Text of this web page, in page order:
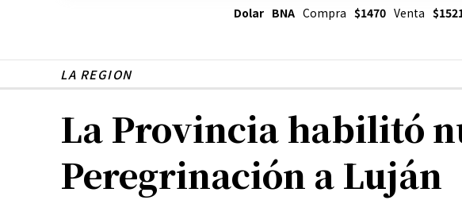
Dolar BNACompra $1470Venta
LA REGION
La Provincia habilitó
Peregrinación a Luján